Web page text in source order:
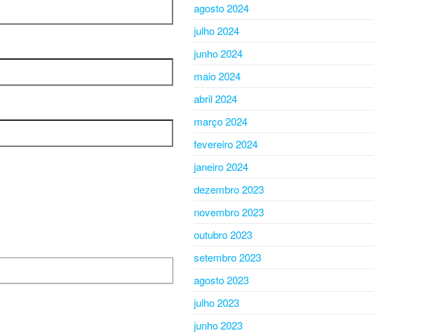
agosto 2024
julho 2024
junho 2024
maio 2024
abril 2024
março 2024
fevereiro 2024
janeiro 2024
dezembro 2023
novembro 2023
outubro 2023
setembro 2023
agosto 2023
julho 2023
junho 2023